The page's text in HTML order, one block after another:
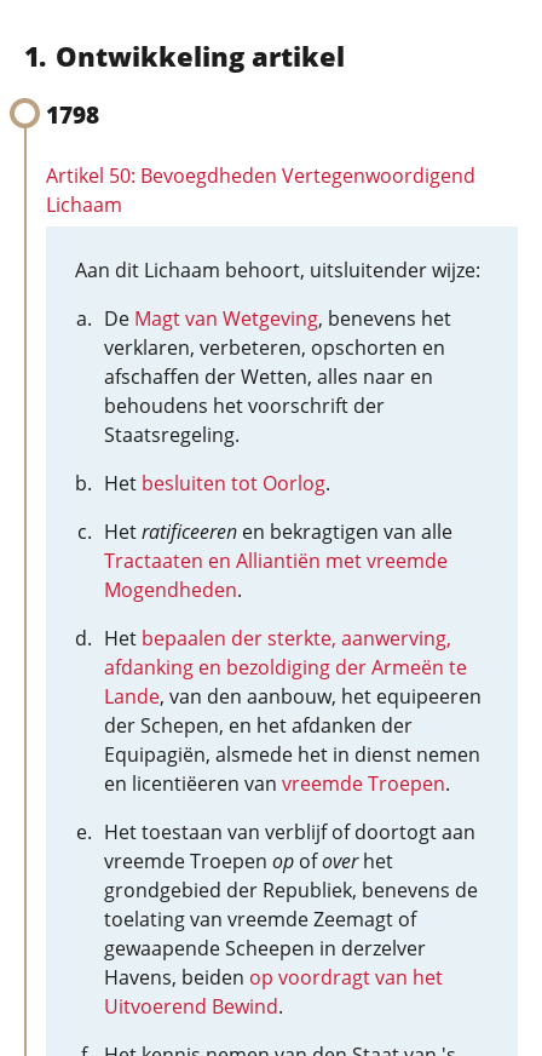
Ontwikkeling artikel
1798
Artikel 50: Bevoegdheden Vertegenwoordigend
Lichaam
Aan dit Lichaam behoort, uitsluitender wijze:
De Magt van Wetgeving, benevens het
verklaren, verbeteren, opschorten en
afschaffen der Wetten, alles naar en
behoudens het voorschrift der
Staatsregeling.
Het besluiten tot Oorlog.
Hetratificeeren en bekragtigen van alle
Tractaaten en Alliantiën met vreemde
Mogendheden.
Het bepaalen der sterkte, aanwerving,
afdanking en bezoldiging der Armeën te
Lande, van den aanbouw, het equipeeren
der Schepen, en het afdanken der
Equipagiën, alsmede het in dienst nemen
en licentiëeren van vreemde Troepen.
Het toestaan van verblijf of doortogt aan
vreemde Troepen op ofoverhet
grondgebied der Republiek, benevens de
toelating van vreemde Zeemagt of
gewaapende Scheepen in derzelver
Havens, beiden op voordragt van het
Uitvoerend Bewind.